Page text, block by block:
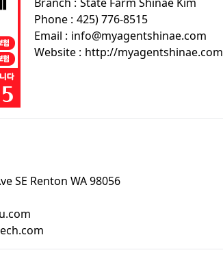
Branch : State Farm Shinae Kim
Phone : 425) 776-8515
Email : info@myagentshinae.com
Website : http://myagentshinae.com
SE Renton WA 98056